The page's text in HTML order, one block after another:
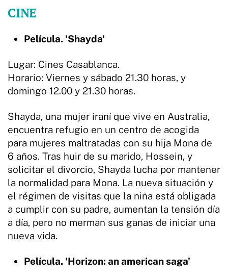
CINE
Película. 'Shayda'
Lugar: Cines Casablanca.
Horario: Viernes y sábado 21.30 horas, y
domingo 12.00 y 21.30 horas.
Shayda, una mujer iraní que vive en Australia,
encuentra refugio en un centro de acogida
para mujeres maltratadas con su hija Mona de
6 años. Tras huir de su marido, Hossein, y
solicitar el divorcio, Shayda lucha por mantener
la normalidad para Mona. La nueva situación y
el régimen de visitas que la niña está obligada
a cumplir con su padre, aumentan la tensión día
a día, pero no merman sus ganas de iniciar una
nueva vida.
Película. 'Horizon: an american saga'